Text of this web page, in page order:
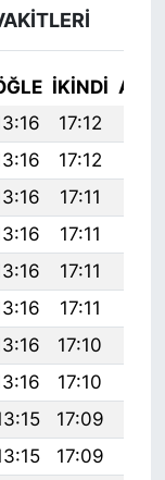
İKINDI
17:12
17:12
17:11
17:11
17:11
17:11
17:10
17:10
17:09
17:09